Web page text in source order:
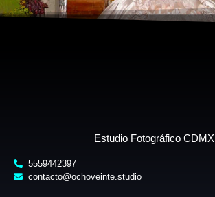
Estudio Fotográfico CDMX
5559442397
contacto@ochoveinte.studio